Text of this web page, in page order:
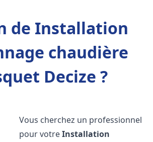
de Installation
chaudière
Decize ?
Vous cherchez un professionnel
pour votreInstallation